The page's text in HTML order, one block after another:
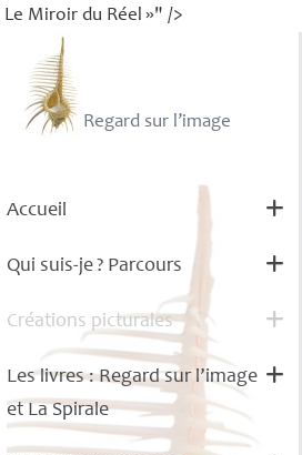
Le Miroir du Réel »" />
Regard sur l’image
Accueil
Qui suis-je? Parcours
Créations picturales
Les livres : Regard sur l’image
et La Spirale